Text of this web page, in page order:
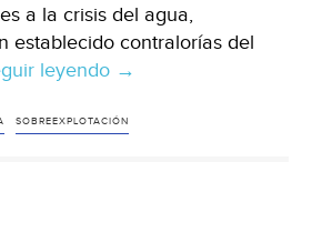
a la crisis del agua,
establecido contralorías del
leyendo México-
establecen
→
SOBREEXPLOTACIÓN